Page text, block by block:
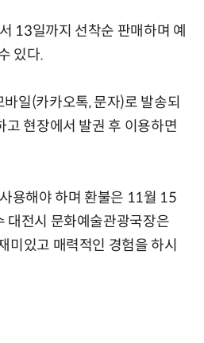
13일까지 선착순 판매하며 예
있다.
일(카카오톡, 문자)로 발송되
고 현장에서 발권 후 이용하면
용해야 하며 환불은 11월 15
대전시 문화예술관광국장은
미있고 매력적인 경험을 하시